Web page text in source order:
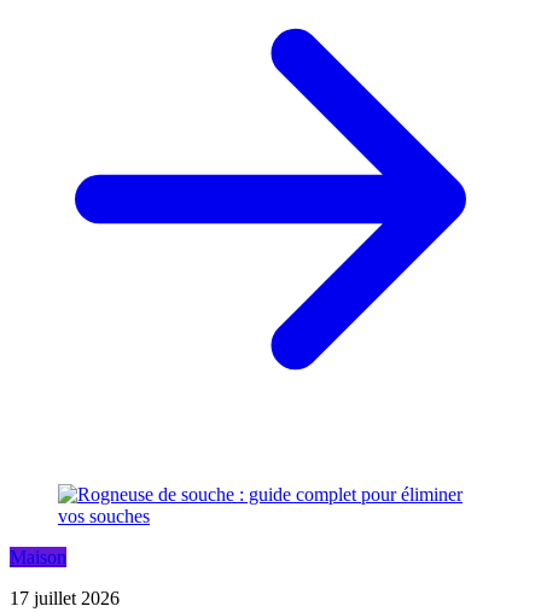
Maison
17 juillet 2026